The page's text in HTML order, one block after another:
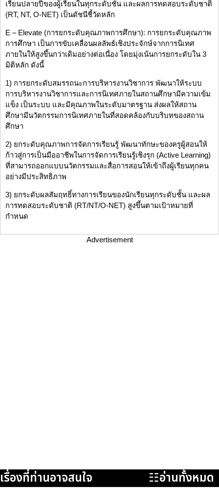
เรียนปลายปีของผู้เรียนในทุกระดับชั้น และผลการทดสอบระดับชาติ
(RT, NT, O-NET) เป็นดัชนีชี้วัดหลัก
E – Elevate (การยกระดับคุณภาพการศึกษา): การยกระดับคุณภาพ
การศึกษา เป็นการขับเคลื่อนผลลัพธ์เชิงประจักษ์จากการนิเทศ
ภายในให้สูงขึ้นกว่าเดิมอย่างต่อเนื่อง โดยมุ่งเน้นการยกระดับใน 3
มิติหลัก ดังนี้
1) การยกระดับสมรรถนะการบริหารงานวิชาการ พัฒนาให้ระบบ
การบริหารงานวิชาการและการนิเทศภายในสถานศึกษามีความเข้ม
แข็ง เป็นระบบ และมีคุณภาพในระดับมาตรฐาน ส่งผลให้สถาน
ศึกษามีนวัตกรรมการนิเทศภายในที่สอดคล้องกับบริบทของสถาน
ศึกษา
2) ยกระดับคุณภาพการจัดการเรียนรู้ พัฒนาทักษะของครูผู้สอนให้
ก้าวสู่การเป็นมืออาชีพในการจัดการเรียนรู้เชิงรุก (Active Learning)
ที่สามารถออกแบบนวัตกรรมและสื่อการสอนให้เข้าถึงผู้เรียนทุกคน
อย่างมีประสิทธิภาพ
3) ยกระดับผลสัมฤทธิ์ทางการเรียนของนักเรียนทุกระดับชั้น และผล
การทดสอบระดับชาติ (RT/NT/O-NET) สูงขึ้นตามเป้าหมายที่
กำหนด
Advertisement
เรื่องที่ท่านอาจสนใจ ☷อ่านทั้งหมด